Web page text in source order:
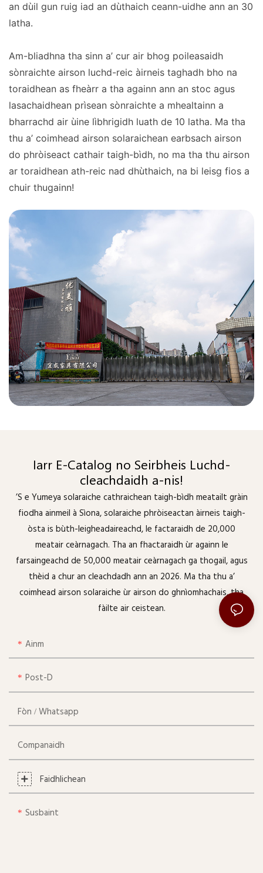
an dùil gun ruig iad an dùthaich ceann-uidhe ann an 30
latha.
Am-bliadhna tha sinn a’ cur air bhog poileasaidh
sònraichte airson luchd-reic àirneis taghadh bho na
toraidhean as fheàrr a tha againn ann an stoc agus
lasachaidhean prìsean sònraichte a mhealtainn a
bharrachd air ùine lìbhrigidh luath de 10 latha. Ma tha
thu a’ coimhead airson solaraichean earbsach airson
do phròiseact cathair taigh-bìdh, no ma tha thu airson
ar toraidhean ath-reic nad dhùthaich, na bi leisg fios a
chuir thugainn!
Iarr E-Catalog no Seirbheis Luchd-
cleachdaidh a-nis!
’S e Yumeya solaraiche cathraichean taigh-bìdh meatailt gràin
fiodha ainmeil à Sìona, solaraiche phròiseactan àirneis taigh-
òsta is bùth-leigheadaireachd, le factaraidh de 20,000
meatair ceàrnagach. Tha an fhactaraidh ùr againn le
farsaingeachd de 50,000 meatair ceàrnagach ga thogail, agus
thèid a chur an cleachdadh ann an 2026. Ma tha thu a’
coimhead airson solaraiche ùr airson do ghnìomhachais, tha
fàilte air ceistean.
Ainm
Post-D
Fòn / Whatsapp
Companaidh
Faidhlichean
Susbaint